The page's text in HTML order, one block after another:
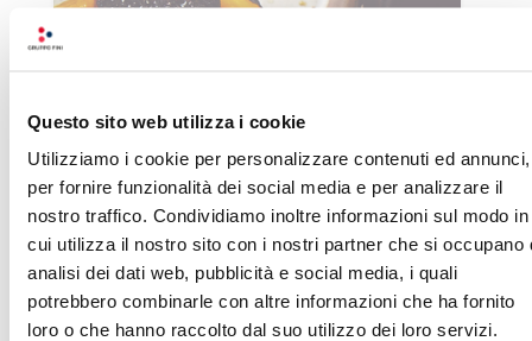
Questo sito web utilizza i cookie
Utilizziamo i cookie per personalizzare contenuti ed annunci,
per fornire funzionalità dei social media e per analizzare il
nostro traffico. Condividiamo inoltre informazioni sul modo in
cui utilizza il nostro sito con i nostri partner che si occupano
analisi dei dati web, pubblicità e social media, i quali
potrebbero combinarle con altre informazioni che ha fornito
loro o che hanno raccolto dal suo utilizzo dei loro servizi.
PESCHE SCIROPPATE RIPIENE DI
AMARETTI E MARMELLATA DI
PRUGNE